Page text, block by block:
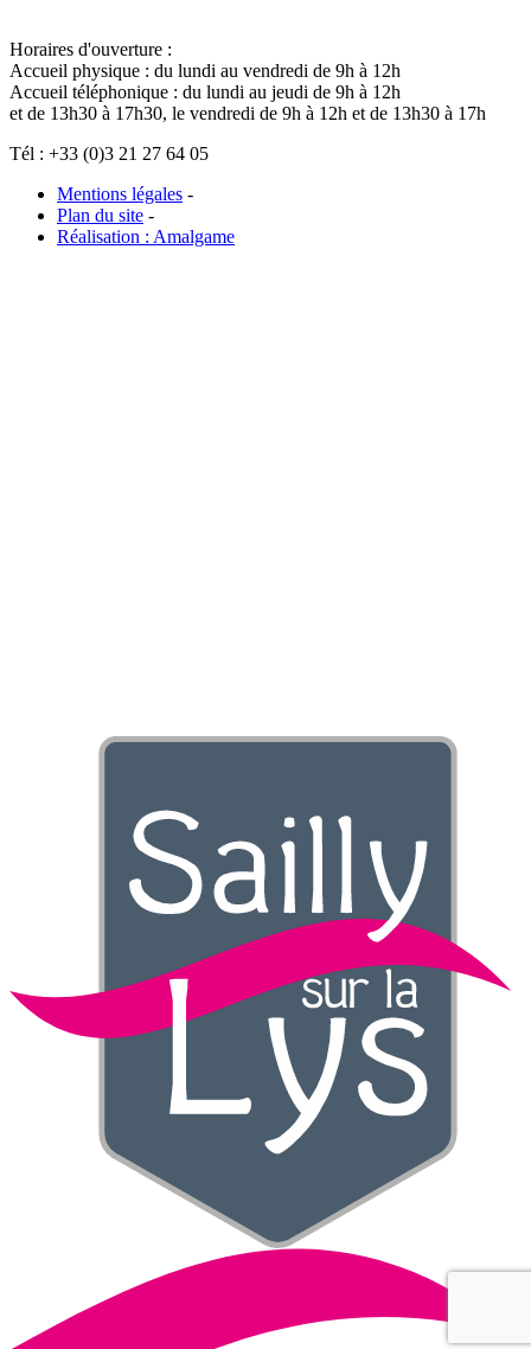
Horaires d'ouverture :
Accueil physique : du lundi au vendredi de 9h à 12h
Accueil téléphonique : du lundi au jeudi de 9h à 12h
et de 13h30 à 17h30, le vendredi de 9h à 12h et de 13h30 à 17h
Tél : +33 (0)3 21 27 64 05
Mentions légales -
Plan du site -
Réalisation : Amalgame